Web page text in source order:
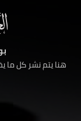
هنا يتم نشر كل ما